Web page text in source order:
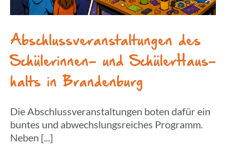
Abschluss­ver­an­stal­tun­gen des
Schü­le­rin­nen- und Schü­ler­Haus­
halts in Brandenburg
Die Abschlussveranstaltungen boten dafür ein
buntes und abwechslungsreiches Programm.
Neben [...]